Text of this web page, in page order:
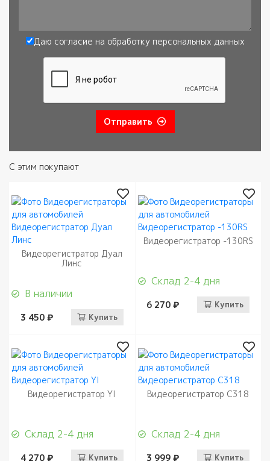
Сообщение
Даю согласие на обработку персональных данных
Отправить
С этим покупают
Видеорегистратор Дуал
Линс
В наличии
3 450 ₽ Купить
Видеорегистратор -130RS
Склад 2-4 дня
6 270 ₽ Купить
Видеорегистратор YI
Склад 2-4 дня
4 270 ₽ Купить
Видеорегистратор С318
Склад 2-4 дня
3 999 ₽ Купить